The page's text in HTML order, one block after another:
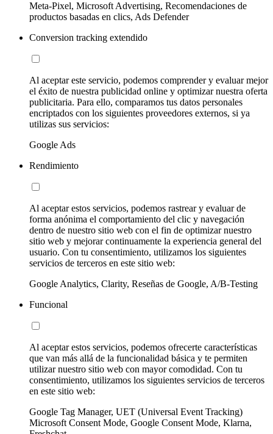
Meta-Pixel, Microsoft Advertising, Recomendaciones de
productos basadas en clics, Ads Defender
Conversion tracking extendido
Al aceptar este servicio, podemos comprender y evaluar mejor
el éxito de nuestra publicidad online y optimizar nuestra oferta
publicitaria. Para ello, comparamos tus datos personales
encriptados con los siguientes proveedores externos, si ya
utilizas sus servicios:
Google Ads
Rendimiento
Al aceptar estos servicios, podemos rastrear y evaluar de
forma anónima el comportamiento del clic y navegación
dentro de nuestro sitio web con el fin de optimizar nuestro
sitio web y mejorar continuamente la experiencia general del
usuario. Con tu consentimiento, utilizamos los siguientes
servicios de terceros en este sitio web:
Google Analytics, Clarity, Reseñas de Google, A/B-Testing
Funcional
Al aceptar estos servicios, podemos ofrecerte características
que van más allá de la funcionalidad básica y te permiten
utilizar nuestro sitio web con mayor comodidad. Con tu
consentimiento, utilizamos los siguientes servicios de terceros
en este sitio web:
Google Tag Manager, UET (Universal Event Tracking)
Microsoft Consent Mode, Google Consent Mode, Klarna,